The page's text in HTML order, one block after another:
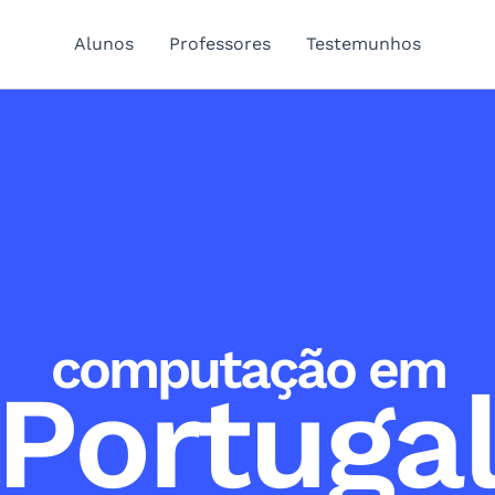
Alunos Professores Testemunhos
computação em